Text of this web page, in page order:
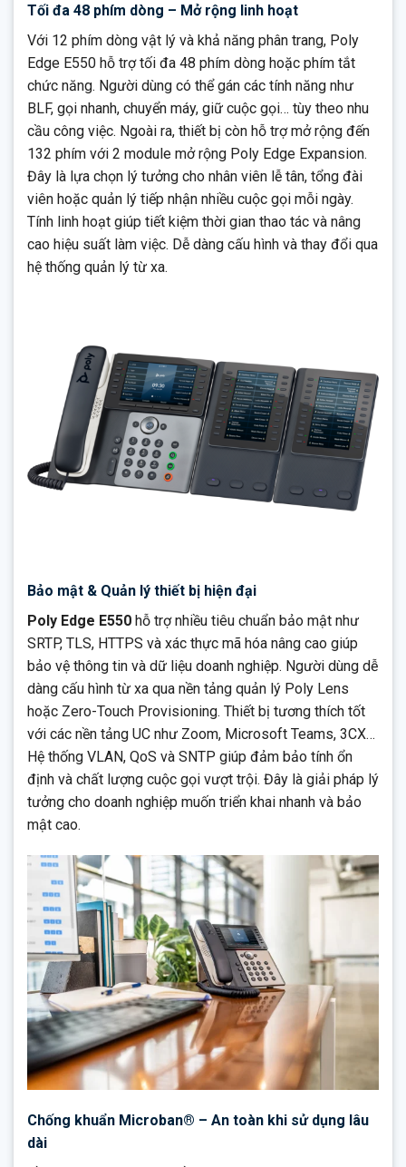
Tối đa 48 phím dòng – Mở rộng linh hoạt
Với 12 phím dòng vật lý và khả năng phân trang, Poly
Edge E550 hỗ trợ tối đa 48 phím dòng hoặc phím tắt
chức năng. Người dùng có thể gán các tính năng như
BLF, gọi nhanh, chuyển máy, giữ cuộc gọi… tùy theo nhu
cầu công việc. Ngoài ra, thiết bị còn hỗ trợ mở rộng đến
132 phím với 2 module mở rộng Poly Edge Expansion.
Đây là lựa chọn lý tưởng cho nhân viên lễ tân, tổng đài
viên hoặc quản lý tiếp nhận nhiều cuộc gọi mỗi ngày.
Tính linh hoạt giúp tiết kiệm thời gian thao tác và nâng
cao hiệu suất làm việc. Dễ dàng cấu hình và thay đổi qua
hệ thống quản lý từ xa.
Bảo mật & Quản lý thiết bị hiện đại
Poly Edge E550 hỗ trợ nhiều tiêu chuẩn bảo mật như
SRTP, TLS, HTTPS và xác thực mã hóa nâng cao giúp
bảo vệ thông tin và dữ liệu doanh nghiệp. Người dùng dễ
dàng cấu hình từ xa qua nền tảng quản lý Poly Lens
hoặc Zero-Touch Provisioning. Thiết bị tương thích tốt
với các nền tảng UC như Zoom, Microsoft Teams, 3CX…
Hệ thống VLAN, QoS và SNTP giúp đảm bảo tính ổn
định và chất lượng cuộc gọi vượt trội. Đây là giải pháp lý
tưởng cho doanh nghiệp muốn triển khai nhanh và bảo
mật cao.
Chống khuẩn Microban® – An toàn khi sử dụng lâu
dài